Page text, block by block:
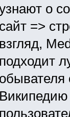
о
сайт =>
взгляд,
подходит
обывателя
Википедию